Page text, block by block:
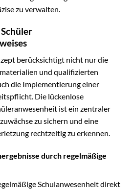
zu verwalten.
berücksichtigt nicht nur die
und qualifizierten
die Implementierung einer
Die lückenlose
ist ein zentraler
zu sichern und eine
rechtzeitig zu erkennen.
durch regelmäßige
Schulanwesenheit direkt